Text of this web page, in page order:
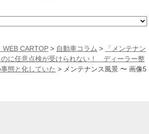
WEB CARTOP > 自動車コラム >
「メンテナン
に任意点検が受けられない！ ディーラー整
態と化していた > メンテナンス風景 〜 画像5